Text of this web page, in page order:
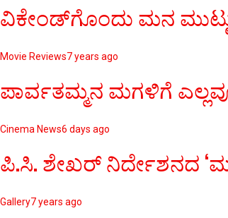
ವಿಕೇಂಡ್‌ಗೊಂದು ಮನ
Movie Reviews7 years ago
ಪಾರ್ವತಮ್ಮನ ಮಗಳಿಗೆ
Cinema News6 days ago
ಪಿ.ಸಿ. ಶೇಖರ್ ನಿರ್ದೇಶನದ
Gallery7 years ago